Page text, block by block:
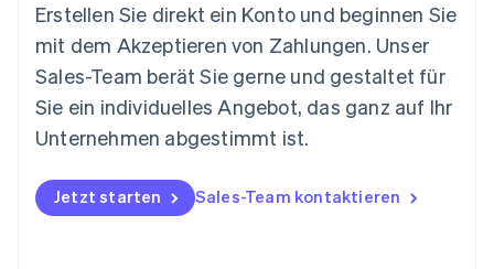
Erstellen Sie direkt ein Konto und beginnen Sie
mit dem Akzeptieren von Zahlungen. Unser
Sales-Team berät Sie gerne und gestaltet für
Sie ein individuelles Angebot, das ganz auf Ihr
Unternehmen abgestimmt ist.
Jetzt starten Sales-Team kontaktieren
English
Niederlande
Nederlands English
Norwegen
English
Österreich
Polen
English
Portugal